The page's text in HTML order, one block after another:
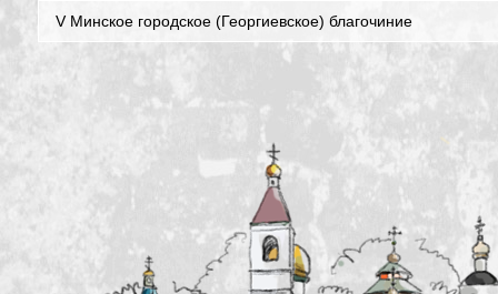
V Минское городское (Георгиевское) благочиние